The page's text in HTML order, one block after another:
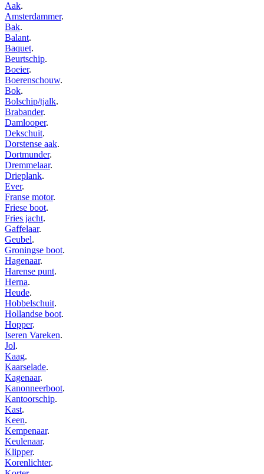
Aak.
Amsterdammer.
Bak.
Balant.
Baquet.
Beurtschip.
Boeier.
Boerenschouw.
Bok.
Bolschip/tjalk.
Brabander.
Damlooper.
Dekschuit.
Dorstense aak.
Dortmunder.
Dremmelaar.
Drieplank.
Ever.
Franse motor.
Friese boot.
Fries jacht.
Gaffelaar.
Geubel.
Groningse boot.
Hagenaar.
Harense punt.
Herna.
Heude.
Hobbelschuit.
Hollandse boot.
Hopper.
Iseren Vareken.
Jol.
Kaag.
Kaarselade.
Kagenaar.
Kanonneerboot.
Kantoorschip.
Kast.
Keen.
Kempenaar.
Keulenaar.
Klipper.
Korenlichter.